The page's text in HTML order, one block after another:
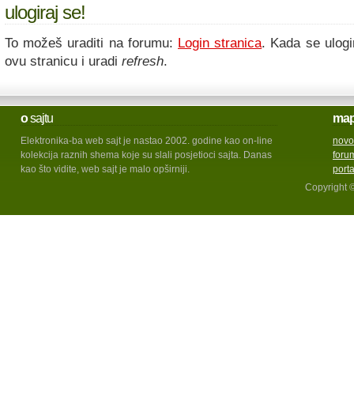
ulogiraj se!
To možeš uraditi na forumu: Login stranica. Kada se
ovu stranicu i uradi refresh.
osajtu
Elektronika-ba web sajt je nastao 2002. godine kao on-line
kolekcija raznih shema koje su slali posjetioci sajta. Danas
kao što vidite, web sajt je malo opširniji.
Copyright